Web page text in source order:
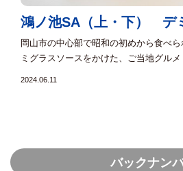
鴻ノ池SA（上・下） デ
岡山市の中心部で昭和の初めから食べ
ミグラスソースをかけた、ご当地グル
2024.06.11
バックナン